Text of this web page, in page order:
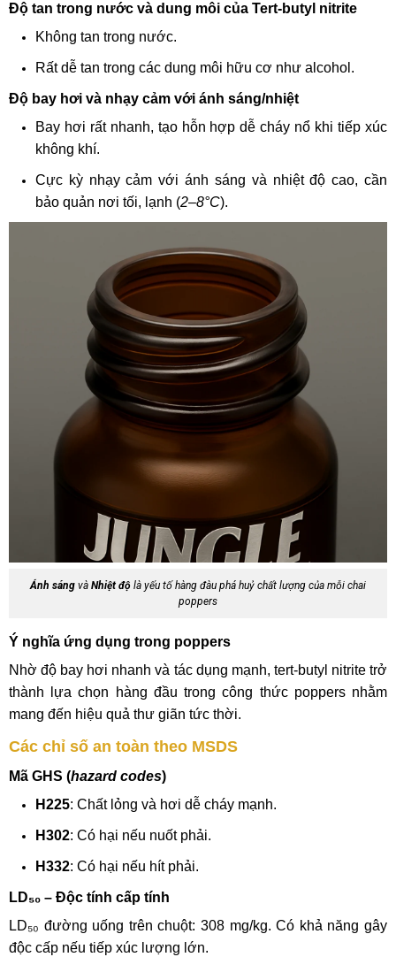
Độ tan trong nước và dung môi của Tert-butyl nitrite
Không tan trong nước.
Rất dễ tan trong các dung môi hữu cơ như alcohol.
Độ bay hơi và nhạy cảm với ánh sáng/nhiệt
Bay hơi rất nhanh, tạo hỗn hợp dễ cháy nổ khi tiếp xúc
không khí.
Cực kỳ nhạy cảm với ánh sáng và nhiệt độ cao, cần
bảo quản nơi tối, lạnh (2–8°C).
Ánh sángvà Nhiệt độlà yếu tố hàng đàu phá huỷ chất lượng của mỗi chai
poppers
Ý nghĩa ứng dụng trong poppers
Nhờ độ bay hơi nhanh và tác dụng mạnh, tert-butyl nitrite trở
thành lựa chọn hàng đầu trong công thức poppers nhằm
mang đến hiệu quả thư giãn tức thời.
Các chỉ số an toàn theo MSDS
Mã GHS (hazard codes)
H225: Chất lỏng và hơi dễ cháy mạnh.
H302: Có hại nếu nuốt phải.
H332: Có hại nếu hít phải.
LD₅₀ – Độc tính cấp tính
LD₅₀ đường uống trên chuột: 308 mg/kg. Có khả năng gây
độc cấp nếu tiếp xúc lượng lớn.